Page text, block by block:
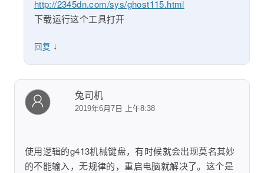
http://2345dn.com/sys/ghost115.html
下载运行这个工具打开
回复 ↓
兔司机
2019年6月7日 上午8:38
使用逻辑的g413机械键盘，有时候就会出现莫名其妙
的不能输入，无规律的，重启电脑就解决了。这个是